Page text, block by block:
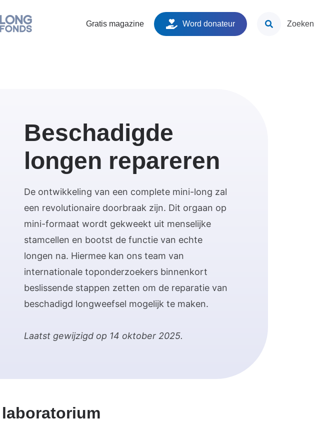
Gratis magazine Word donateur Zoeken
Beschadigde
longen repareren
De ontwikkeling van een complete mini-long zal
een revolutionaire doorbraak zijn. Dit orgaan op
mini-formaat wordt gekweekt uit menselijke
stamcellen en bootst de functie van echte
longen na. Hiermee kan ons team van
internationale toponderzoekers binnenkort
beslissende stappen zetten om de reparatie van
beschadigd longweefsel mogelijk te maken.
Laatst gewijzigd op 14 oktober 2025.